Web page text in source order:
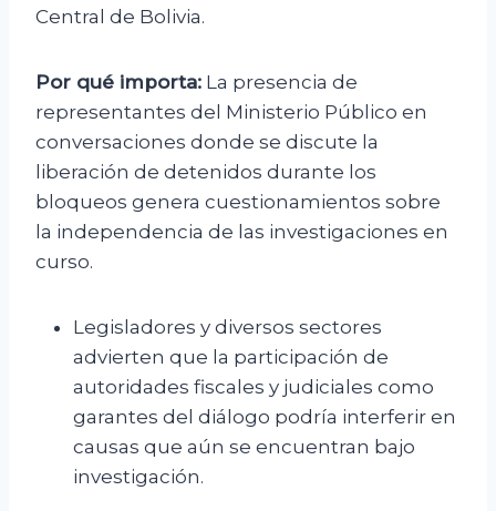
Central de Bolivia.
Por qué importa: La presencia de
representantes del Ministerio Público en
conversaciones donde se discute la
liberación de detenidos durante los
bloqueos genera cuestionamientos sobre
la independencia de las investigaciones en
curso.
Legisladores y diversos sectores
advierten que la participación de
autoridades fiscales y judiciales como
garantes del diálogo podría interferir en
causas que aún se encuentran bajo
investigación.